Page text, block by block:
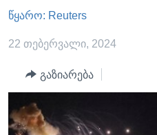
ᲛᲡᲝᲤᲚᲘᲝ
ᲕᲘᲓᲔᲝᲔᲑᲘ
ᲒᲐᲓᲐᲪᲔᲛᲔᲑᲘ
ᲕᲐᲨᲘᲜᲒᲢᲝᲜᲘ ᲓᲦᲔᲡ
ᲮᲔᲓᲕᲐ ᲕᲐᲨᲘᲜᲒᲢᲝᲜᲘᲓᲐᲜ
ᲡᲮᲕᲐ ᲡᲘᲐᲮᲚᲔᲔᲑᲘ
ᲞᲝᲚᲘᲢᲘᲙᲐ
ᲠᲣᲡᲔᲗᲘᲡ ᲨᲔᲭᲠᲐ ᲣᲙᲠᲐᲘᲜᲐᲨᲘ
წყარო: Reuters
22 თებერვალი, 2024
გაზიარება